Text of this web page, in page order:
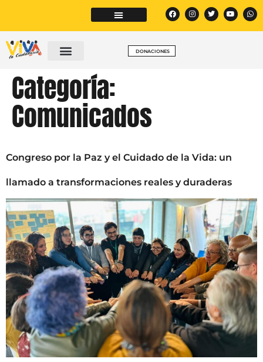
DONACIONES
Categoría:
Comunicados
Congreso por la Paz y el Cuidado de la Vida: un
llamado a transformaciones reales y duraderas